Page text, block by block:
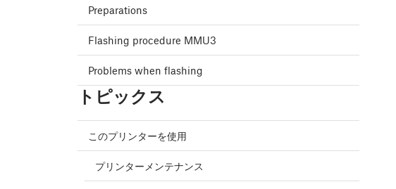
Preparations
Flashing procedure MMU3
Problems when flashing
トピックス
このプリンターを使用
プリンターメンテナンス